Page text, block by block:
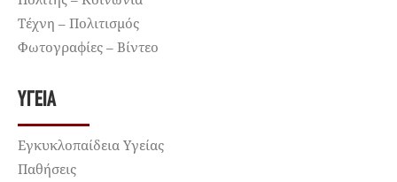
Τέχνη – Πολιτισμός
Φωτογραφίες – Βίντεο
ΥΓΕΊΑ
Εγκυκλοπαίδεια Υγείας
Παθήσεις